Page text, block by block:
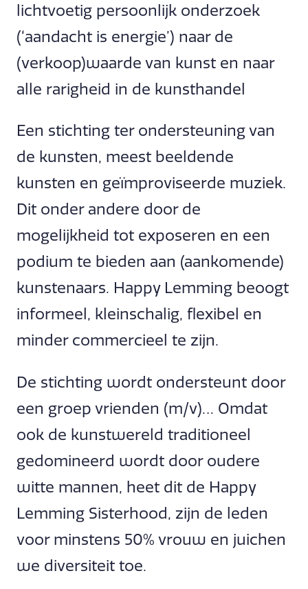
lichtvoetig persoonlijk onderzoek
(‘aandacht is energie’) naar de
(verkoop)waarde van kunst en naar
alle rarigheid in de kunsthandel
Een stichting ter ondersteuning van
de kunsten, meest beeldende
kunsten en geïmproviseerde muziek.
Dit onder andere door de
mogelijkheid tot exposeren en een
podium te bieden aan (aankomende)
kunstenaars. Happy Lemming beoogt
informeel, kleinschalig, flexibel en
minder commercieel te zijn.
De stichting wordt ondersteunt door
een groep vrienden (m/v)… Omdat
ook de kunstwereld traditioneel
gedomineerd wordt door oudere
witte mannen, heet dit de Happy
Lemming Sisterhood, zijn de leden
voor minstens 50% vrouw en juichen
we diversiteit toe.